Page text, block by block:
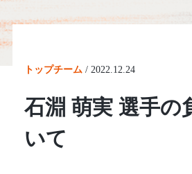
トップチーム / 2022.12.24
石淵 萌実 選手の
いて